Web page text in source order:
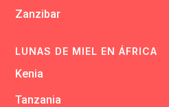
Zanzibar
LUNAS DE MIEL EN ÁFRICA
Kenia
Tanzania